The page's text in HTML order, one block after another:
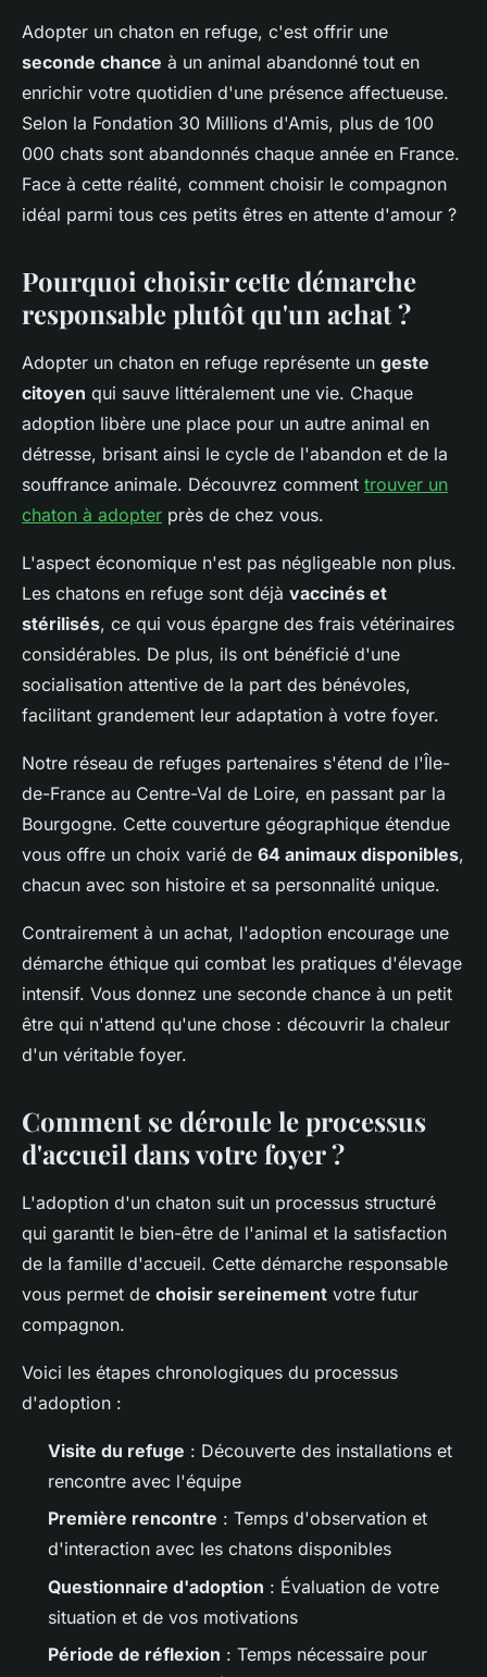
Adopter un chaton en refuge, c'est offrir une
seconde chance à un animal abandonné tout en
enrichir votre quotidien d'une présence affectueuse.
Selon la Fondation 30 Millions d'Amis, plus de 100
000 chats sont abandonnés chaque année en France.
Face à cette réalité, comment choisir le compagnon
idéal parmi tous ces petits êtres en attente d'amour ?
Pourquoi choisir cette démarche
responsable plutôt qu'un achat ?
Adopter un chaton en refuge représente un geste
citoyen qui sauve littéralement une vie. Chaque
adoption libère une place pour un autre animal en
détresse, brisant ainsi le cycle de l'abandon et de la
souffrance animale. Découvrez comment trouver un
chaton à adopter près de chez vous.
L'aspect économique n'est pas négligeable non plus.
Les chatons en refuge sont déjà vaccinés et
stérilisés, ce qui vous épargne des frais vétérinaires
considérables. De plus, ils ont bénéficié d'une
socialisation attentive de la part des bénévoles,
facilitant grandement leur adaptation à votre foyer.
Notre réseau de refuges partenaires s'étend de l'Île-
de-France au Centre-Val de Loire, en passant par la
Bourgogne. Cette couverture géographique étendue
vous offre un choix varié de 64 animaux disponibles,
chacun avec son histoire et sa personnalité unique.
Contrairement à un achat, l'adoption encourage une
démarche éthique qui combat les pratiques d'élevage
intensif. Vous donnez une seconde chance à un petit
être qui n'attend qu'une chose : découvrir la chaleur
d'un véritable foyer.
Comment se déroule le processus
d'accueil dans votre foyer ?
L'adoption d'un chaton suit un processus structuré
qui garantit le bien-être de l'animal et la satisfaction
de la famille d'accueil. Cette démarche responsable
vous permet de choisir sereinement votre futur
compagnon.
Voici les étapes chronologiques du processus
d'adoption :
Visite du refuge : Découverte des installations et
rencontre avec l'équipe
Première rencontre : Temps d'observation et
d'interaction avec les chatons disponibles
Questionnaire d'adoption : Évaluation de votre
situation et de vos motivations
Période de réflexion : Temps nécessaire pour